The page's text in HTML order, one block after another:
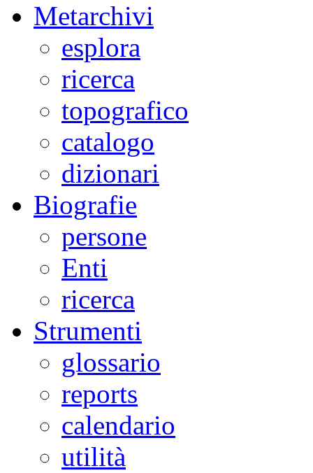
Metarchivi
esplora
ricerca
topografico
catalogo
dizionari
Biografie
persone
Enti
ricerca
Strumenti
glossario
reports
calendario
utilità